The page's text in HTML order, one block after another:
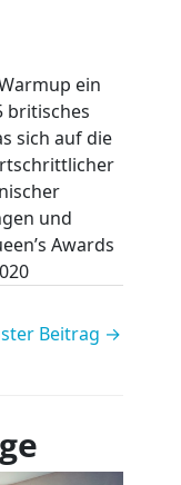
ein
britisches
sich auf die
und
Awards
Beitrag →